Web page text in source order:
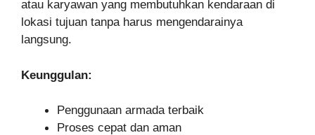
atau karyawan yang membutuhkan kendaraan di
lokasi tujuan tanpa harus mengendarainya
langsung.
Keunggulan:
Penggunaan armada terbaik
Proses cepat dan aman